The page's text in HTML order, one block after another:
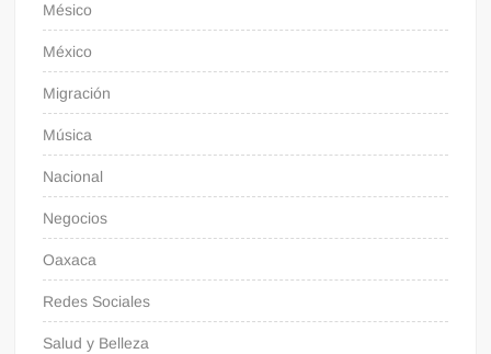
Mésico
México
Migración
Música
Nacional
Negocios
Oaxaca
Redes Sociales
Salud y Belleza